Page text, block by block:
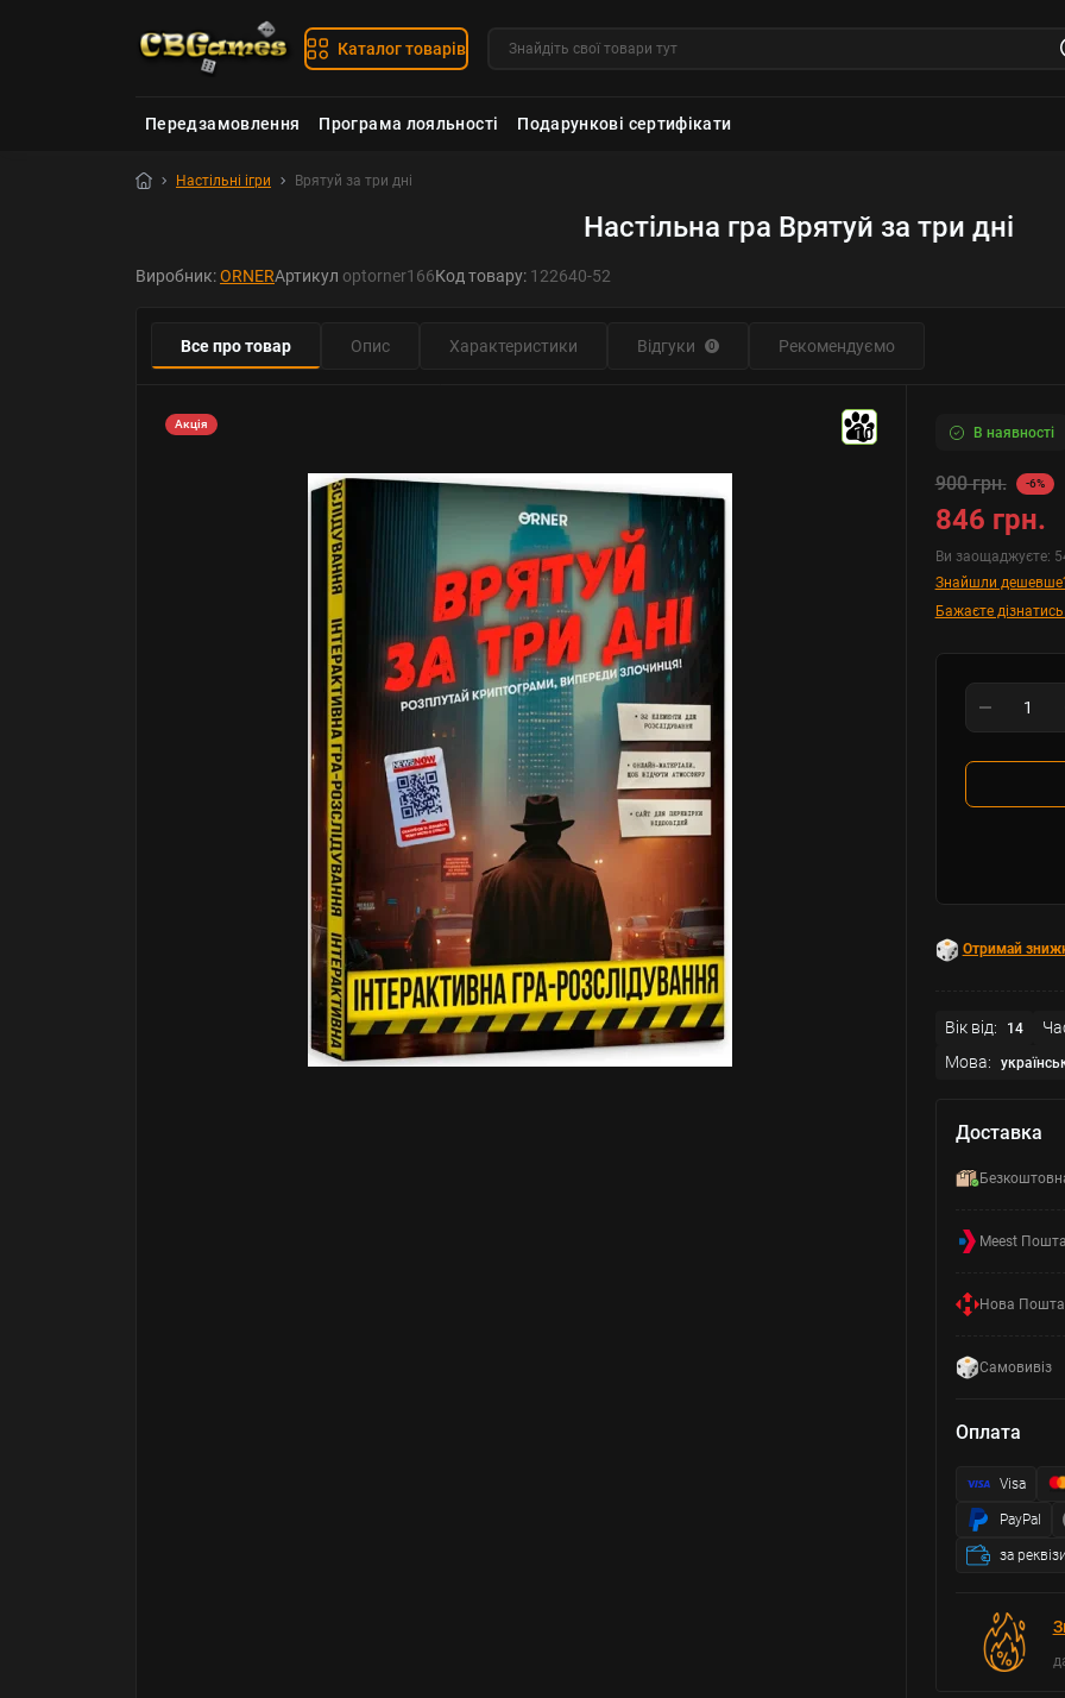
Каталог товарів
Передзамовлення Програма лояльності Подарункові сертифікати
Настільні ігри Врятуй за три дні
Настільна гра Врятуй за три дні
Виробник:ORNERАртикул optorner166Код товару: 122640-52
Все про товар Опис Характеристики Відгуки 0 Рекомендуємо
Акція
10 В наявності
900 грн. -6%
846 грн.
Ви заощаджуєте:
Знайшли
Бажаєте
Отримай
Вік від: 14
Мова:
Доставка
Meest Пошта
Нова Пошта
Самовивіз
Оплата
Visa
PayPal
за